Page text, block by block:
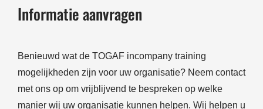
Informatie aanvragen
Benieuwd wat de TOGAF incompany training
mogelijkheden zijn voor uw organisatie? Neem contact
met ons op om vrijblijvend te bespreken op welke
manier wij uw organisatie kunnen helpen. Wij helpen u